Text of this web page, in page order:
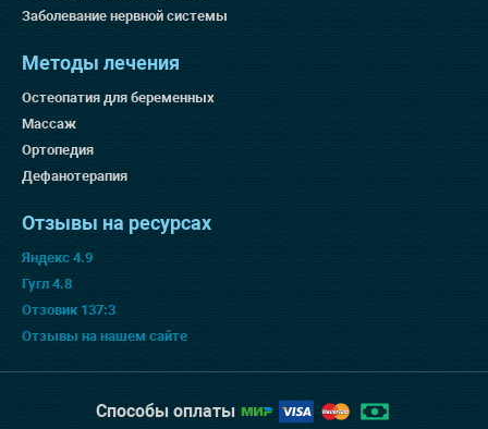
Заболевание нервной системы
Методы лечения
Остеопатия для беременных
Массаж
Ортопедия
Дефанотерапия
Отзывы на ресурсах
Яндекс 4.9
Гугл 4.8
Отзовик 137:3
Отзывы на нашем сайте
Способы оплаты